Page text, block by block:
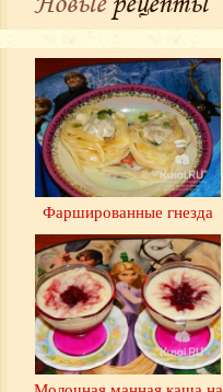
Фаршированные гнезда